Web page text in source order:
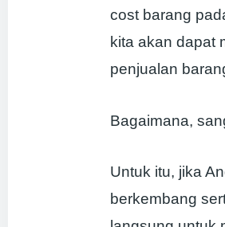
cost barang
kita akan dapat
penjualan
Bagaimana,
Untuk itu, jika
berkembang